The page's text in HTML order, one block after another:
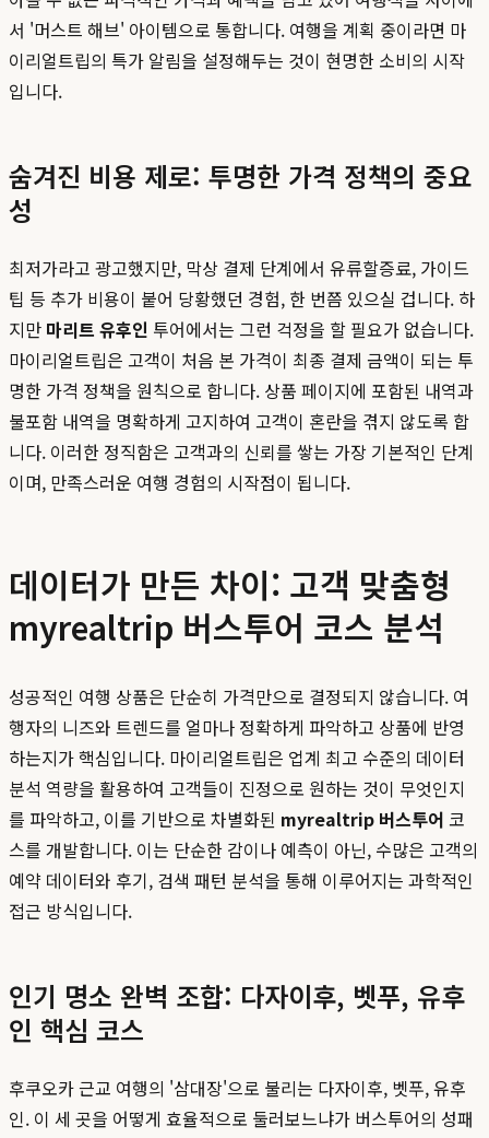
서 '머스트 해브' 아이템으로 통합니다. 여행을 계획 중이라면 마
이리얼트립의 특가 알림을 설정해두는 것이 현명한 소비의 시작
입니다.
숨겨진 비용 제로: 투명한 가격 정책의 중요
성
최저가라고 광고했지만, 막상 결제 단계에서 유류할증료, 가이드
팁 등 추가 비용이 붙어 당황했던 경험, 한 번쯤 있으실 겁니다. 하
지만 마리트 유후인 투어에서는 그런 걱정을 할 필요가 없습니다.
마이리얼트립은 고객이 처음 본 가격이 최종 결제 금액이 되는 투
명한 가격 정책을 원칙으로 합니다. 상품 페이지에 포함된 내역과
불포함 내역을 명확하게 고지하여 고객이 혼란을 겪지 않도록 합
니다. 이러한 정직함은 고객과의 신뢰를 쌓는 가장 기본적인 단계
이며, 만족스러운 여행 경험의 시작점이 됩니다.
데이터가 만든 차이: 고객 맞춤형
myrealtrip 버스투어 코스 분석
성공적인 여행 상품은 단순히 가격만으로 결정되지 않습니다. 여
행자의 니즈와 트렌드를 얼마나 정확하게 파악하고 상품에 반영
하는지가 핵심입니다. 마이리얼트립은 업계 최고 수준의 데이터
분석 역량을 활용하여 고객들이 진정으로 원하는 것이 무엇인지
를 파악하고, 이를 기반으로 차별화된 myrealtrip 버스투어 코
스를 개발합니다. 이는 단순한 감이나 예측이 아닌, 수많은 고객의
예약 데이터와 후기, 검색 패턴 분석을 통해 이루어지는 과학적인
접근 방식입니다.
인기 명소 완벽 조합: 다자이후, 벳푸, 유후
인 핵심 코스
후쿠오카 근교 여행의 '삼대장'으로 불리는 다자이후, 벳푸, 유후
인. 이 세 곳을 어떻게 효율적으로 둘러보느냐가 버스투어의 성패